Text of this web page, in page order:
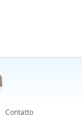
Contatto